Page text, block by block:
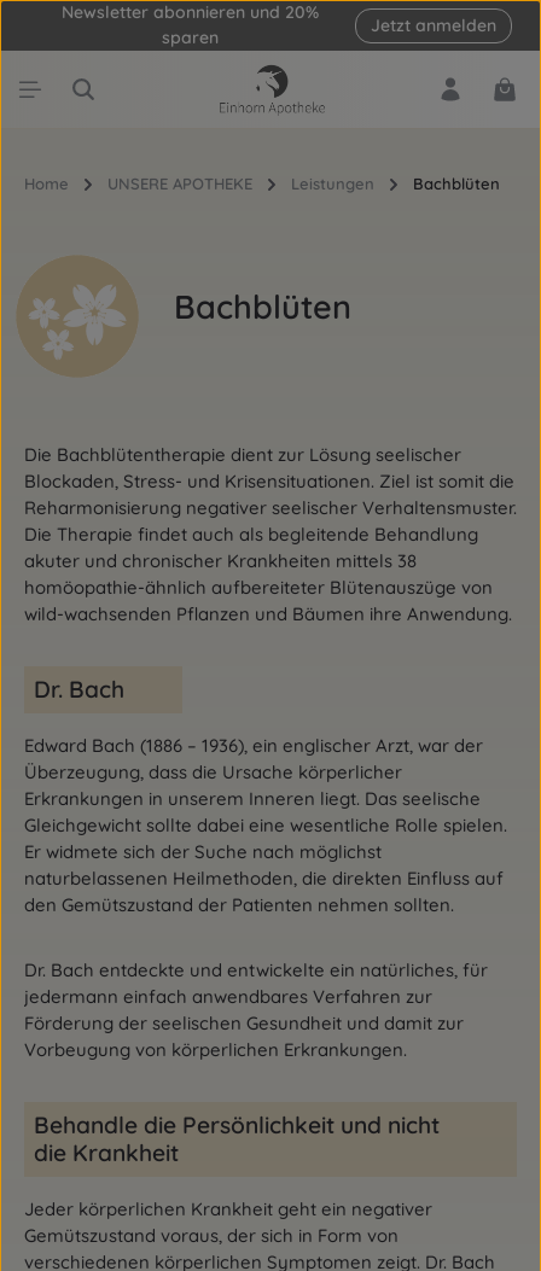
Zum Hauptinhalt springen
Newsletter abonnieren und 20%
sparen
Jetzt anmelden
Home UNSERE APOTHEKE Leistungen Bachblüten
Bachblüten
Die Bachblütentherapie dient zur Lösung seelischer
Blockaden, Stress- und Krisensituationen. Ziel ist somit die
Reharmonisierung negativer seelischer Verhaltensmuster.
Die Therapie findet auch als begleitende Behandlung
akuter und chronischer Krankheiten mittels 38
homöopathie-ähnlich aufbereiteter Blütenauszüge von
wild-wachsenden Pflanzen und Bäumen ihre Anwendung.
Dr. Bach
Edward Bach (1886 – 1936), ein englischer Arzt, war der
Überzeugung, dass die Ursache körperlicher
Erkrankungen in unserem Inneren liegt. Das seelische
Gleichgewicht sollte dabei eine wesentliche Rolle spielen.
Er widmete sich der Suche nach möglichst
naturbelassenen Heilmethoden, die direkten Einfluss auf
den Gemütszustand der Patienten nehmen sollten.
Dr. Bach entdeckte und entwickelte ein natürliches, für
jedermann einfach anwendbares Verfahren zur
Förderung der seelischen Gesundheit und damit zur
Vorbeugung von körperlichen Erkrankungen.
Behandle die Persönlichkeit und nicht
die Krankheit
Jeder körperlichen Krankheit geht ein negativer
Gemütszustand voraus, der sich in Form von
verschiedenen körperlichen Symptomen zeigt. Dr. Bach